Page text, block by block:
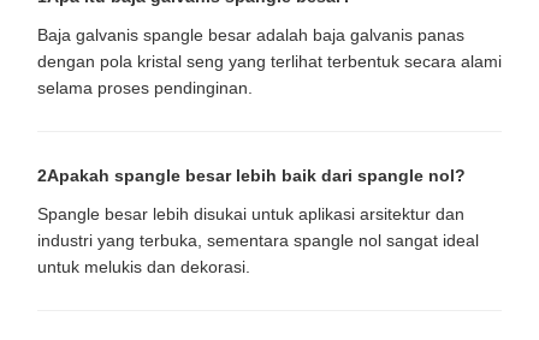
Baja galvanis spangle besar adalah baja galvanis panas
dengan pola kristal seng yang terlihat terbentuk secara alami
selama proses pendinginan.
2Apakah spangle besar lebih baik dari spangle nol?
Spangle besar lebih disukai untuk aplikasi arsitektur dan
industri yang terbuka, sementara spangle nol sangat ideal
untuk melukis dan dekorasi.